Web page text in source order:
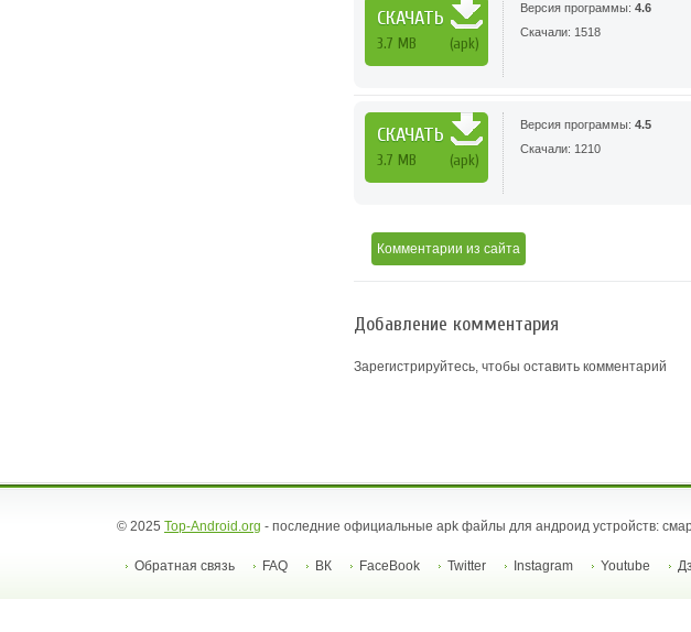
СКАЧАТЬ
3.7 MB (apk)
Версия программы: 4.6
Скачали: 1518
СКАЧАТЬ
3.7 MB (apk)
Версия программы: 4.5
Скачали: 1210
Комментарии из сайта
Добавление комментария
Зарегистрируйтесь, чтобы оставить комментарий
© 2025 Top-Android.org - последние официальные apk файлы для андроид устройств:
Обратная связь FAQ ВК FaceBook Twitter Instagram Youtube